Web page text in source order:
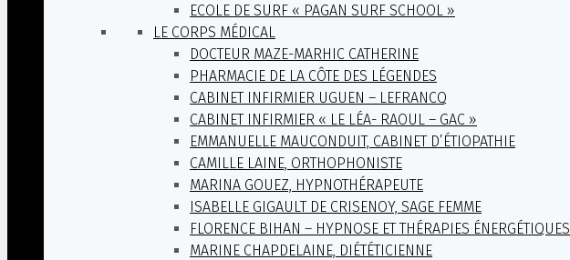
ECOLE DE SURF « PAGAN SURF SCHOOL »
LE CORPS MÉDICAL
DOCTEUR MAZE-MARHIC CATHERINE
PHARMACIE DE LA CÔTE DES LÉGENDES
CABINET INFIRMIER UGUEN – LEFRANCQ
CABINET INFIRMIER « LE LÉA- RAOUL – GAC »
EMMANUELLE MAUCONDUIT, CABINET D’ÉTIOPATHIE
CAMILLE LAINE, ORTHOPHONISTE
MARINA GOUEZ, HYPNOTHÉRAPEUTE
ISABELLE GIGAULT DE CRISENOY, SAGE FEMME
FLORENCE BIHAN – HYPNOSE ET THÉRAPIES ÉNERGÉTIQUES
MARINE CHAPDELAINE, DIÉTÉTICIENNE